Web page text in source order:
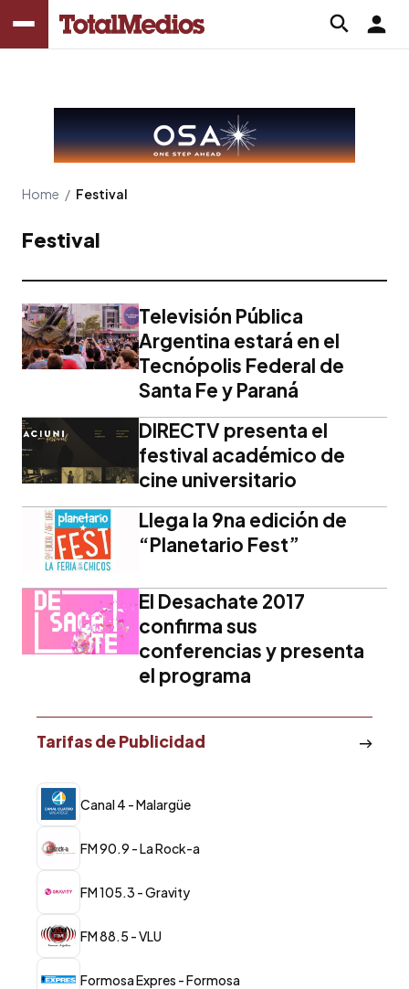
Home / Festival
Festival
Televisión Pública
Argentina estará en el
Tecnópolis Federal de
Santa Fe y Paraná
DIRECTV presenta el
festival académico de
cine universitario
Llega la 9na edición de
“Planetario Fest”
El Desachate 2017
confirma sus
conferencias y presenta
el programa
Tarifas de Publicidad
Canal 4 - Malargüe
FM 90.9 - La Rock-a
FM 105.3 - Gravity
FM 88.5 - VLU
Formosa Expres - Formosa